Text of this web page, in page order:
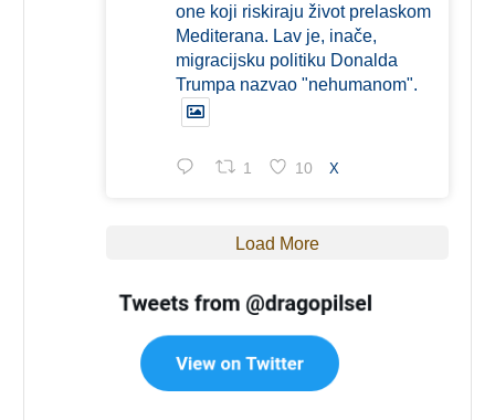
one koji riskiraju život prelaskom
Mediterana. Lav je, inače,
migracijsku politiku Donalda
Trumpa nazvao "nehumanom".
1 10 X
Load More